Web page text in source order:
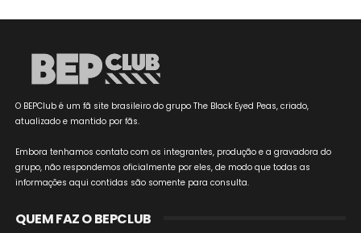
O BEPClub é um fã site brasileiro do grupo The Black Eyed Peas, criado,
atualizado e mantido por fãs.
Embora tenhamos contato com os integrantes, produção e a gravadora do
grupo, não respondemos oficialmente por eles, de modo que todas as
informações aqui contidas são somente para consulta.
QUEM FAZ O BEPCLUB